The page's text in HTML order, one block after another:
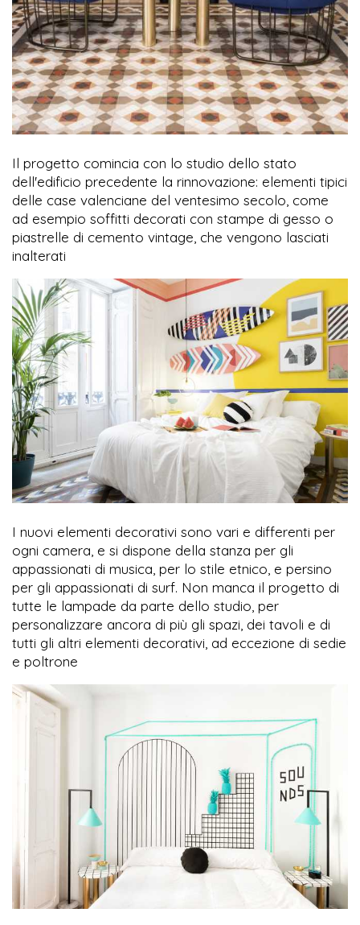
Il progetto comincia con lo studio dello stato
dell'edificio precedente la rinnovazione: elementi tipici
delle case valenciane del ventesimo secolo, come
ad esempio soffitti decorati con stampe di gesso o
piastrelle di cemento vintage, che vengono lasciati
inalterati
I nuovi elementi decorativi sono vari e differenti per
ogni camera, e si dispone della stanza per gli
appassionati di musica, per lo stile etnico, e persino
per gli appassionati di surf. Non manca il progetto di
tutte le lampade da parte dello studio, per
personalizzare ancora di più gli spazi, dei tavoli e di
tutti gli altri elementi decorativi, ad eccezione di sedie
e poltrone